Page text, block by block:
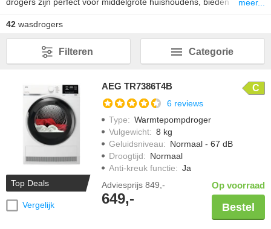
resultaten. Of je nu kiest voor een warmtepompdroger of
condensdroger voor 8 kg wasgoed, een droogtrommel met een
inhoud van 8 kilogram is ideaal voor het drogen van grotere
ladingen wasgoed. Zo wordt jouw kleding snel en efficiënt droog is,
meer...
42 wasdrogers
Categorie
Filteren
Top Deals
Vergelijk
AEG TR7386T4B C
6 reviews
Type: Warmtepompdroger
Vulgewicht: 8 kg
Geluidsniveau: Normaal - 67 dB
Droogtijd: Normaal
Anti-kreuk functie: Ja
Adviesprijs 849,-
649,-
Op voorraad
Bestel